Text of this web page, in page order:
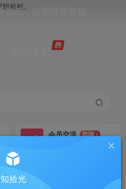
会员交流
群聊
知拾光